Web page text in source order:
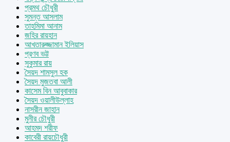
প্রমথ চৌধুরী
সুমন্ত আসলাম
তাহমিমা আনাম
জহির রায়হান
আখতারুজ্জামান ইলিয়াস
প্রণব ভট্ট
সুকুমার রায়
সৈয়দ শামসুল হক
সৈয়দ মুজতবা আলী
কাসেম বিন আবুবাকার
সৈয়দ ওয়ালীউল্লাহ
নাসরীন জাহান
মুনীর চৌধুরী
আহমদ শরীফ
কাবেরী রায়চৌধুরী